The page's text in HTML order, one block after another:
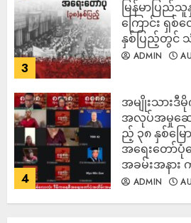
3
မြန်မာပြ
ကြောင်း ရှစ်
နှစ်ပြည့်တွင် သံ
ADMIN
4
အမျိုးသားဒီ
အလုပ်အမှုဆေ
ည့် ၃၈ နှစ်မြ
အရေးတော်
အခမ်းအနား
ADMIN